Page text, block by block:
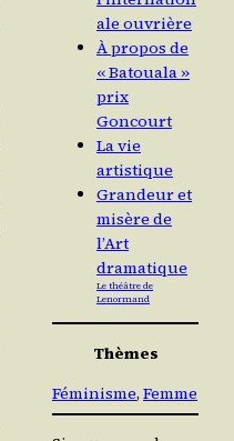
ale ouvrière
À propos de
« Batouala »
prix
Goncourt
La vie
artistique
Grandeur et
misère de
l’Art
dramatique
Le théâtre de
Lenormand
Thèmes
Féminisme, Femme